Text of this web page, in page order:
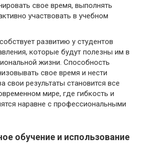
свое время, выполнять
участвовать в учебном
развитию у студентов
которые будут полезны им в
жизни. Способность
свое время и нести
свои результаты становится все
мире, где гибкость и
наравне с профессиональными
обучение и использование